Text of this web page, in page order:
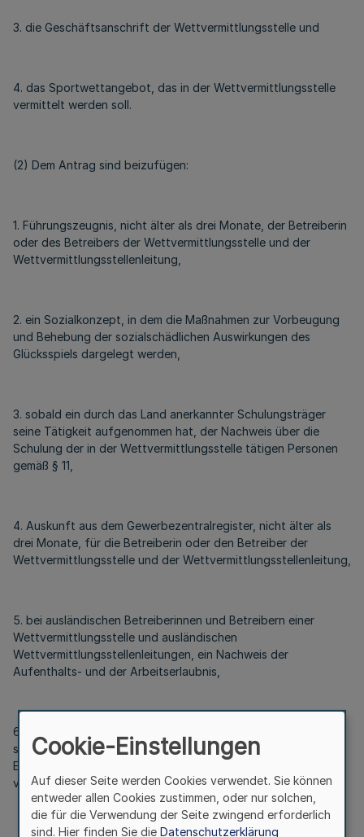
3. die Geschäftsanschrift der Wettvermittlungsstelle und
4. das Sportwettangebot, das in der Wettvermittlungsstelle
vermittelt werden soll.
(2) Dem Antrag sind beizufügen:
1. Führungszeugnis, nicht älter als drei Monate, der Betreiberin
oder des Betreibers der Wettvermittlungsstelle und der
Wettvermittlungsstellenleitung,
2. ein Sozialkonzept, in dem die Maßnahmen zur Vorbeugung
und Behebung der sozialschädlichen Auswirkungen des
Glücksspiels dargelegt werden,
3. sobald ein durch das Land anerkannter Schulungsträger
seine Tätigkeit aufgenommen hat, der Nachweis über die
Schulung der in der Wettvermittlungsstelle tätigen Personen
gemäß § 11,
4. Auskunft aus dem Gewerbezentralregister, nicht älter als
drei Monate, für die Betreiberin oder den Betreiber der
Wettvermittlungsstelle und der Wettvermittlungsstellenleitung,
5. bei ausländischen Betreiberinnen und Betreibern einer
Wettvermittlungsstelle und ausländischen
Wettvermittlungsstellenleitungen, ein Nachweis der
Aufenthalts- und der Arbeitserlaubnis,
6. Lageplan und Kennzeichnung der Wettvermittlungsstelle
sowie die Lage öffentlicher Schulen und öffentlicher
Einrichtungen der Kinder- und Jugendhilfe in einem Abstand
von weniger als 350 Metern Luftlinie,
Cookie-Einstellungen
Auf dieser Seite werden Cookies verwendet. Sie können
entweder allen Cookies zustimmen, oder nur solchen,
die für die Verwendung der Seite zwingend erforderlich
sind. Hier finden Sie die Datenschutzerklärung